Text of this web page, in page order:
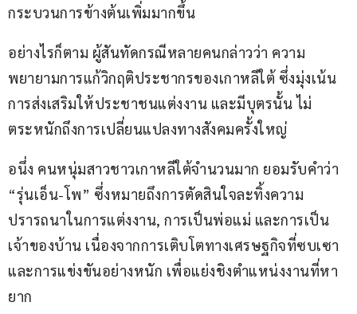
กระบวนการข้างต้นเพิ่มมากขึ้น
อย่างไรก็ตาม ผู้สันทัดกรณีหลายคนกล่าวว่า ความ
พยายามการแก้วิกฤติประชากรของเกาหลีใต้ ซึ่งมุ่งเน้น
การส่งเสริมให้ประชาชนแต่งงาน และมีบุตรนั้น ไม่
ตระหนักถึงการเปลี่ยนแปลงทางสังคมครั้งใหญ่
อนึ่ง คนหนุ่มสาวชาวเกาหลีใต้จำนวนมาก ยอมรับคำว่า
“รุ่นเอ็น-โพ” ซึ่งหมายถึงการตัดสินใจละทิ้งความ
ปรารถนาในการแต่งงาน, การเป็นพ่อแม่ และการเป็น
เจ้าของบ้าน เนื่องจากการเติบโตทางเศรษฐกิจที่ซบเซา
และการแข่งขันอย่างหนัก เพื่อแย่งชิงตำแหน่งงานที่หา
ยาก